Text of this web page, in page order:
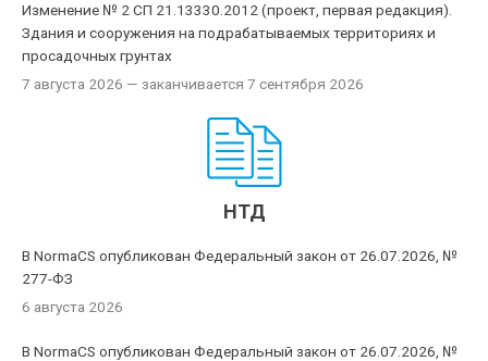
Изменение № 2 СП 21.13330.2012 (проект, первая редакция).
Здания и сооружения на подрабатываемых территориях и
просадочных грунтах
7 августа 2026 — заканчивается 7 сентября 2026
НТД
В NormaCS опубликован Федеральный закон от 26.07.2026, №
277-ФЗ
6 августа 2026
В NormaCS опубликован Федеральный закон от 26.07.2026, №